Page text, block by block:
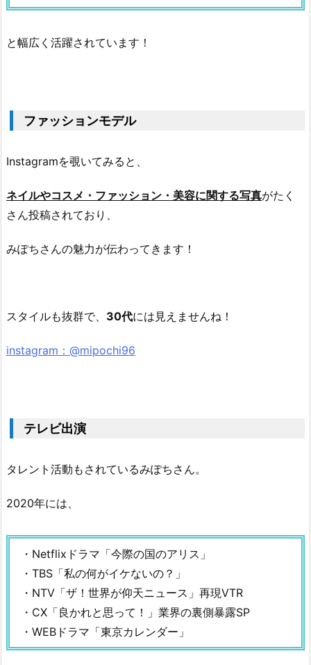
と幅広く活躍されています！
ファッションモデル
Instagramを覗いてみると、
ネイルやコスメ・ファッション・美容に関する写真がたく
さん投稿されており、
みぽちさんの魅力が伝わってきます！
スタイルも抜群で、 30代には見えませんね！
instagram：@mipochi96
テレビ出演
タレント活動もされているみぽちさん。
2020年には、
・Netflixドラマ「今際の国のアリス」
・TBS「私の何がイケないの？」
・NTV「ザ！世界が仰天ニュース」再現VTR
・CX「良かれと思って！」業界の裏側暴露SP
・WEBドラマ「東京カレンダー」